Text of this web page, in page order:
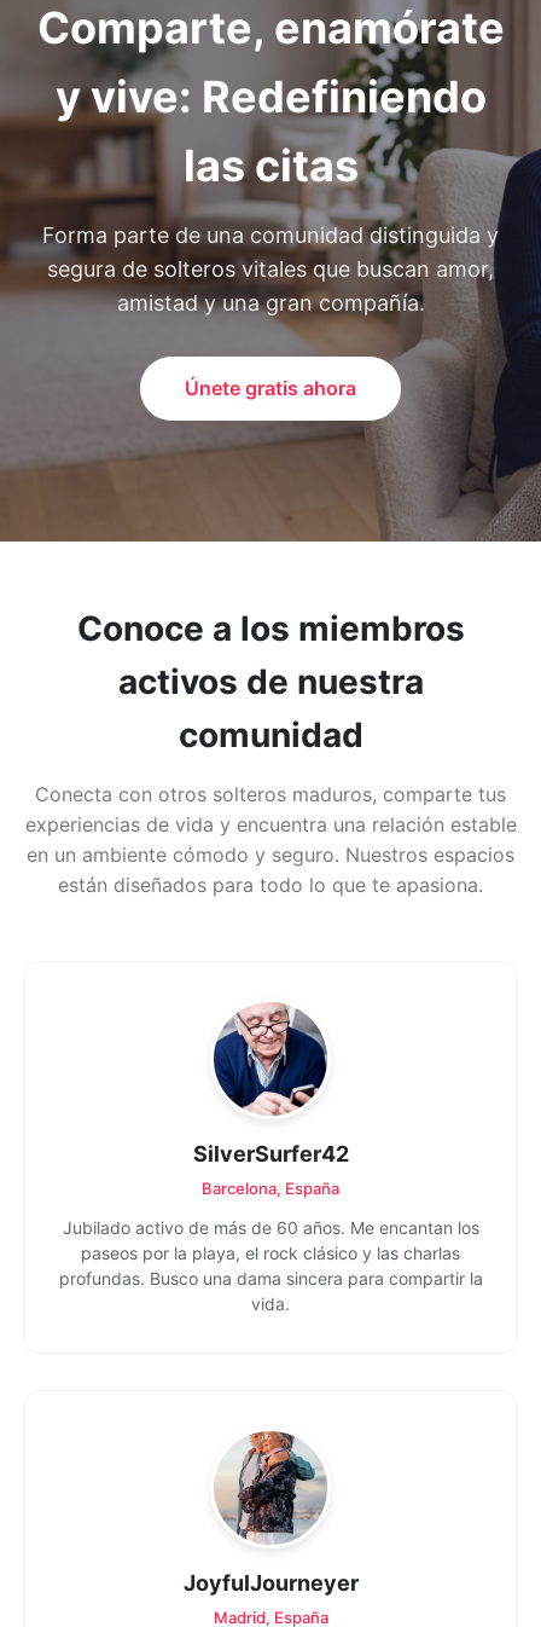
Comparte, enamórate
y vive: Redefiniendo
las citas
Forma parte de una comunidad distinguida y
segura de solteros vitales que buscan amor,
amistad y una gran compañía.
Únete gratis ahora
Conoce a los miembros
activos de nuestra
comunidad
Conecta con otros solteros maduros, comparte tus
experiencias de vida y encuentra una relación estable
en un ambiente cómodo y seguro. Nuestros espacios
están diseñados para todo lo que te apasiona.
SilverSurfer42
Barcelona, España
Jubilado activo de más de 60 años. Me encantan los
paseos por la playa, el rock clásico y las charlas
profundas. Busco una dama sincera para compartir la
vida.
JoyfulJourneyer
Madrid, España